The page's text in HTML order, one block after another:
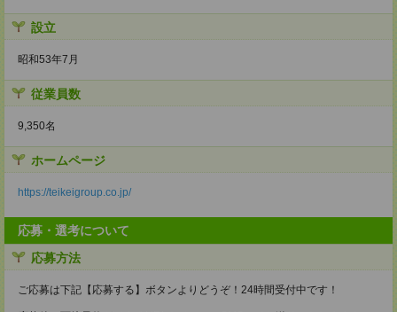
設立
昭和53年7月
従業員数
9,350名
ホームページ
https://teikeigroup.co.jp/
応募・選考について
応募方法
ご応募は下記【応募する】ボタンよりどうぞ！24時間受付中です！